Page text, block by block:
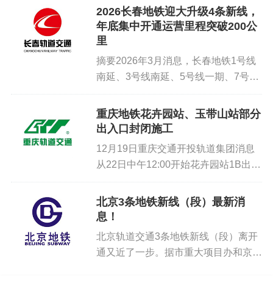
深圳召开。恰逢轨道交通建设提速之
际，广州地铁于 3 月 10 日发布最新建
设进展，明确...
2026长春地铁迎大升级4条新线，
年底集中开通运营里程突破200公
里
摘要2026年3月消息，长春地铁1号线
南延、3号线南延、5号线一期、7号线
一期将于2026年底前集中开通，开通
后长春轨道交通运营里程将从151.4公
里增至201.8公里。其中1号线南延至
重庆地铁花卉园站、玉带山站部分
出入口封闭施工
12月19日重庆交通开投轨道集团消息
从22日中午12:00开始花卉园站1B出入
口、玉带山站3A出入口实施封闭施工
出行请注意！↓↓↓01花卉园站地铁6号
线花卉园站位于红石路与花卉园西路交
北京3条地铁新线（段）最新消
息！
北京轨道交通3条地铁新线（段）离开
通又近了一步。据市重大项目办和京投